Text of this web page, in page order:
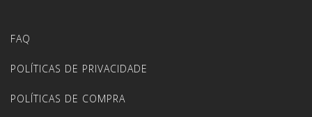
FAQ
POLÍTICAS DE PRIVACIDADE
POLÍTICAS DE COMPRA